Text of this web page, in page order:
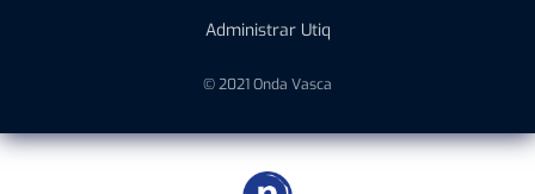
Administrar Utiq
© 2021 Onda Vasca